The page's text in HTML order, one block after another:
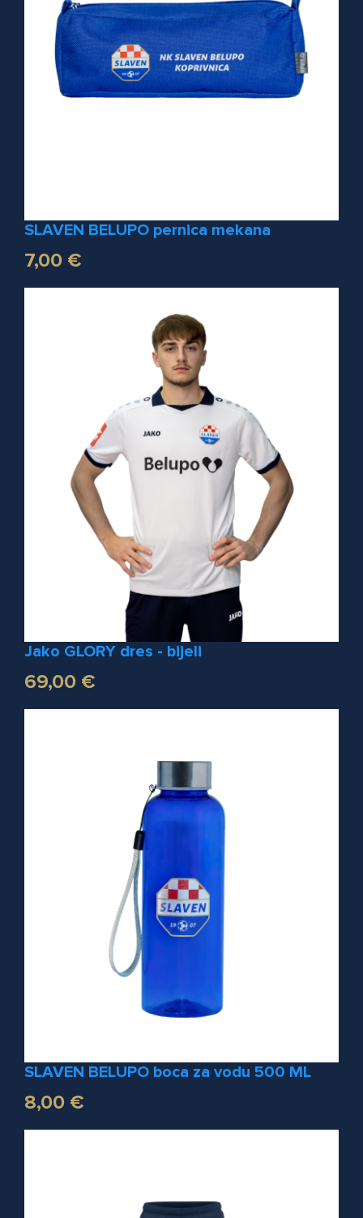
SLAVEN BELUPO pernica mekana
7,00 €
Jako GLORY dres - bijeli
69,00 €
SLAVEN BELUPO boca za vodu 500 ML
8,00 €